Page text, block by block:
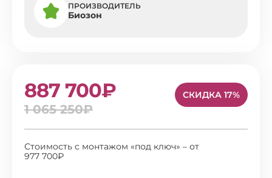
ПРОИЗВОДИТЕЛЬ
Биозон
887 700₽
1 065 250₽
СКИДКА 17%
Стоимость с монтажом «под ключ» – от
977 700₽